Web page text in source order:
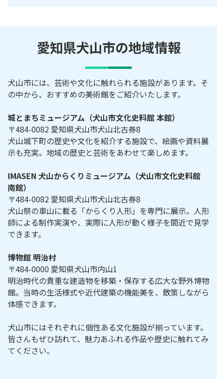
愛知県犬山市の地域情報
犬山市には、芸術や文化に触れられる施設があります。そ
の中から、おすすめの美術館をご紹介いたします。
城とまちミュージアム（犬山市文化史料館 本館）
〒484-0082 愛知県犬山市犬山北古券8
犬山城下町の歴史や文化を紹介する施設で、絵画や資料展
示も充実。地域の歴史と芸術をあわせて楽しめます。
IMASEN 犬山からくりミュージアム（犬山市文化史料館
南館）
〒484-0082 愛知県犬山市犬山北古券8
犬山祭の車山に載る「からくり人形」を専門に展示。人形
師による制作実演や、実際に人形が動く様子を間近で見学
できます。
博物館 明治村
〒484-0000 愛知県犬山市内山1
明治時代の貴重な建造物を移築・保存する広大な野外博物
館。当時の生活様式や近代建築の機能美を、散策しながら
体感できます。
犬山市にはそれぞれに個性ある文化施設が揃っています。
皆さんもぜひ訪れて、魅力あふれる作品や歴史に触れてみ
てください。